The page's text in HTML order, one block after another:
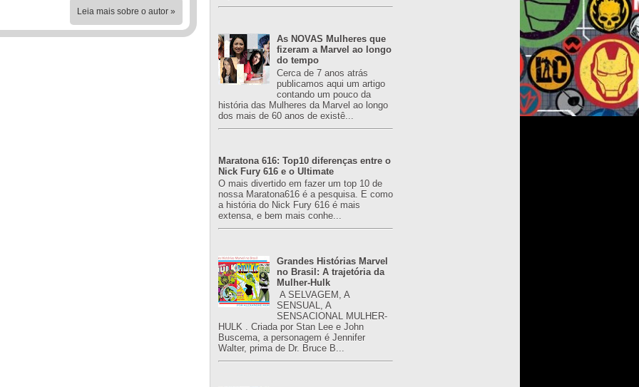
Leia mais sobre o autor »
As NOVAS Mulheres que
fizeram a Marvel ao longo
do tempo
Cerca de 7 anos atrás
publicamos aqui um artigo
contando um pouco da
história das Mulheres da Marvel ao longo
dos mais de 60 anos de existê...
Maratona 616: Top10 diferenças entre o
Nick Fury 616 e o Ultimate
O mais divertido em fazer um top 10 de
nossa Maratona616 é a pesquisa. E como
a história do Nick Fury 616 é mais
extensa, e bem mais conhe...
Grandes Histórias Marvel
no Brasil: A trajetória da
Mulher-Hulk
A SELVAGEM, A
SENSUAL, A
SENSACIONAL MULHER-
HULK . Criada por Stan Lee e John
Buscema, a personagem é Jennifer
Walter, prima de Dr. Bruce B...